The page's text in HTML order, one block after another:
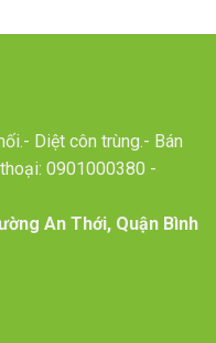
Diệt côn trùng.- Bán
0901000380 -
An Thới, Quận Bình